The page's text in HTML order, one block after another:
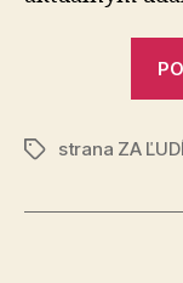
Značkystrana ZA ĽUDÍ